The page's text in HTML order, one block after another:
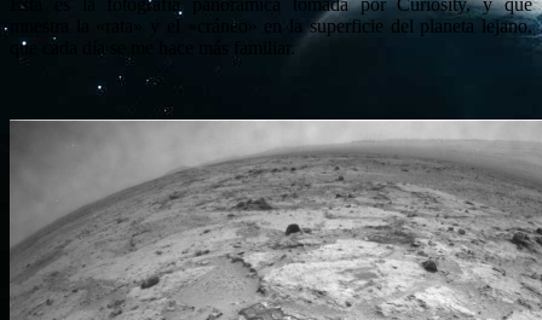
Esta es la fotografía panorámica tomada por Curiosity, y que
muestra la «rata» y el «cráneo» en la superficie del planeta lejano,
que cada día se me hace más familiar.